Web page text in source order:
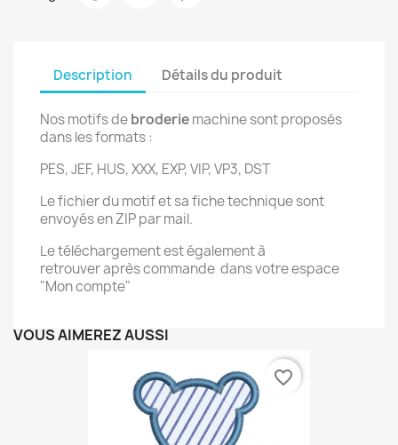
Description Détails du produit
Nos motifs debroderiemachine sont proposés
dans les formats :
PES, JEF, HUS, XXX, EXP, VIP, VP3, DST
Le fichier du motif et sa fiche technique sont
envoyés en ZIP par mail.
Le téléchargement est également à
retrouver après commande dans votre espace
"Mon compte"
VOUS AIMEREZ AUSSI
favorite_border